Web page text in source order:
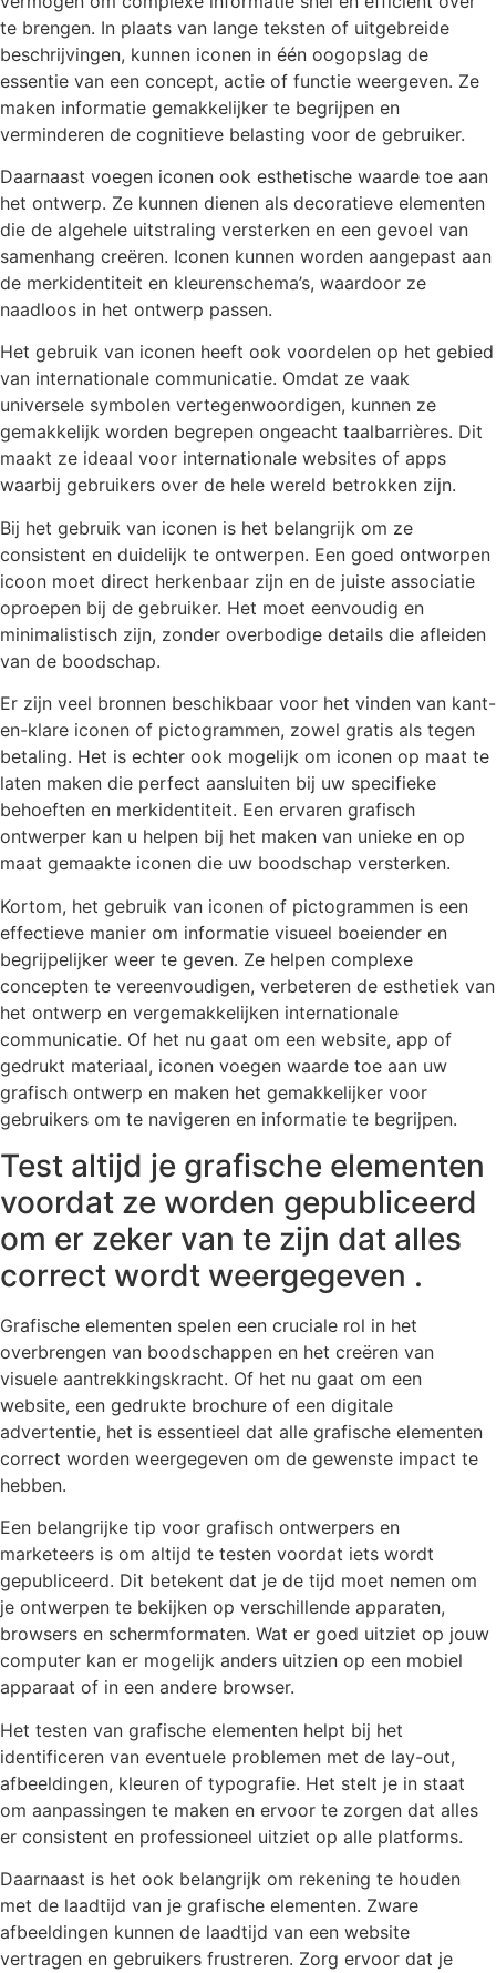
te brengen. In plaats van lange teksten of uitgebreide
beschrijvingen, kunnen iconen in één oogopslag de
essentie van een concept, actie of functie weergeven. Ze
maken informatie gemakkelijker te begrijpen en
verminderen de cognitieve belasting voor de gebruiker.
Daarnaast voegen iconen ook esthetische waarde toe aan
het ontwerp. Ze kunnen dienen als decoratieve elementen
die de algehele uitstraling versterken en een gevoel van
samenhang creëren. Iconen kunnen worden aangepast aan
de merkidentiteit en kleurenschema’s, waardoor ze
naadloos in het ontwerp passen.
Het gebruik van iconen heeft ook voordelen op het gebied
van internationale communicatie. Omdat ze vaak
universele symbolen vertegenwoordigen, kunnen ze
gemakkelijk worden begrepen ongeacht taalbarrières. Dit
maakt ze ideaal voor internationale websites of apps
waarbij gebruikers over de hele wereld betrokken zijn.
Bij het gebruik van iconen is het belangrijk om ze
consistent en duidelijk te ontwerpen. Een goed ontworpen
icoon moet direct herkenbaar zijn en de juiste associatie
oproepen bij de gebruiker. Het moet eenvoudig en
minimalistisch zijn, zonder overbodige details die afleiden
van de boodschap.
Er zijn veel bronnen beschikbaar voor het vinden van kant-
en-klare iconen of pictogrammen, zowel gratis als tegen
betaling. Het is echter ook mogelijk om iconen op maat te
laten maken die perfect aansluiten bij uw specifieke
behoeften en merkidentiteit. Een ervaren grafisch
ontwerper kan u helpen bij het maken van unieke en op
maat gemaakte iconen die uw boodschap versterken.
Kortom, het gebruik van iconen of pictogrammen is een
effectieve manier om informatie visueel boeiender en
begrijpelijker weer te geven. Ze helpen complexe
concepten te vereenvoudigen, verbeteren de esthetiek van
het ontwerp en vergemakkelijken internationale
communicatie. Of het nu gaat om een website, app of
gedrukt materiaal, iconen voegen waarde toe aan uw
grafisch ontwerp en maken het gemakkelijker voor
gebruikers om te navigeren en informatie te begrijpen.
Test altijd je grafische elementen
voordat ze worden gepubliceerd
om er zeker van te zijn dat alles
correct wordt weergegeven .
Grafische elementen spelen een cruciale rol in het
overbrengen van boodschappen en het creëren van
visuele aantrekkingskracht. Of het nu gaat om een ​​
website, een gedrukte brochure of een digitale
advertentie, het is essentieel dat alle grafische elementen
correct worden weergegeven om de gewenste impact te
hebben.
Een belangrijke tip voor grafisch ontwerpers en
marketeers is om altijd te testen voordat iets wordt
gepubliceerd. Dit betekent dat je de tijd moet nemen om
je ontwerpen te bekijken op verschillende apparaten,
browsers en schermformaten. Wat er goed uitziet op jouw
computer kan er mogelijk anders uitzien op een mobiel
apparaat of in een andere browser.
Het testen van grafische elementen helpt bij het
identificeren van eventuele problemen met de lay-out,
afbeeldingen, kleuren of typografie. Het stelt je in staat
om aanpassingen te maken en ervoor te zorgen dat alles
er consistent en professioneel uitziet op alle platforms.
Daarnaast is het ook belangrijk om rekening te houden
met de laadtijd van je grafische elementen. Zware
afbeeldingen kunnen de laadtijd van een website
vertragen en gebruikers frustreren. Zorg ervoor dat je